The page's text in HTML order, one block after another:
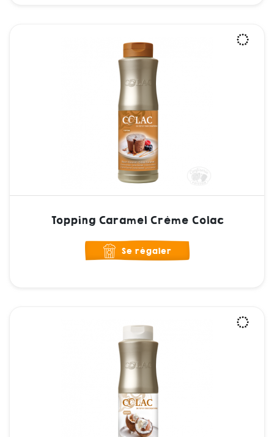
Topping Caramel Crème Colac
Se régaler